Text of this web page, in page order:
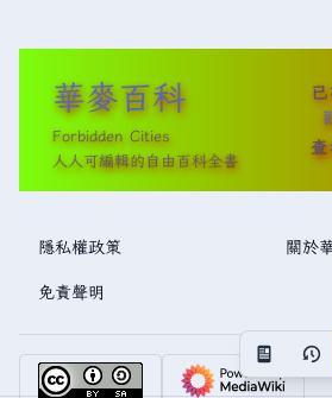
視圖
華麥百科
Forbidden Cities
人人可編輯的自由百科全書
查
隱私權政策 關於
免責聲明